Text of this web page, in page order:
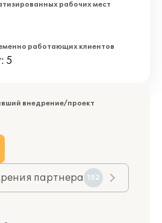
рабочих мест
работающих клиентов
5
внедрение/проект
партнера 152